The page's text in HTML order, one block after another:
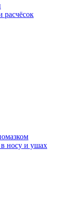
расчёсок
носу и ушах